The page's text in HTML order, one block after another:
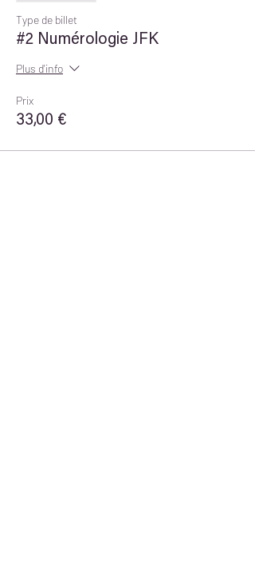
Type de billet
#2 Numérologie JFK
Plus d'info
Prix
33,00 €